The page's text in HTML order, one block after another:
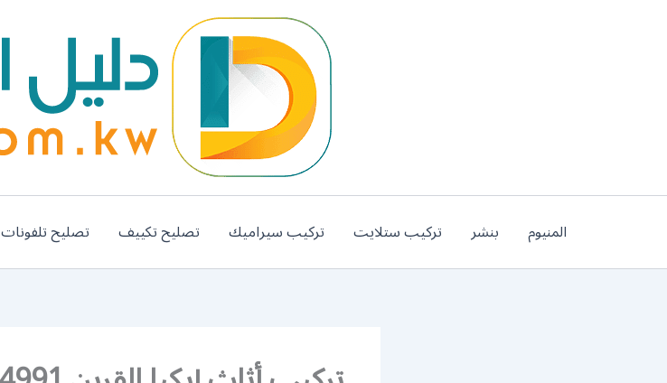
المنيوم بنشر تركيب ستلايت تركيب سيراميك تصليح تكييف تصليح تلفونات